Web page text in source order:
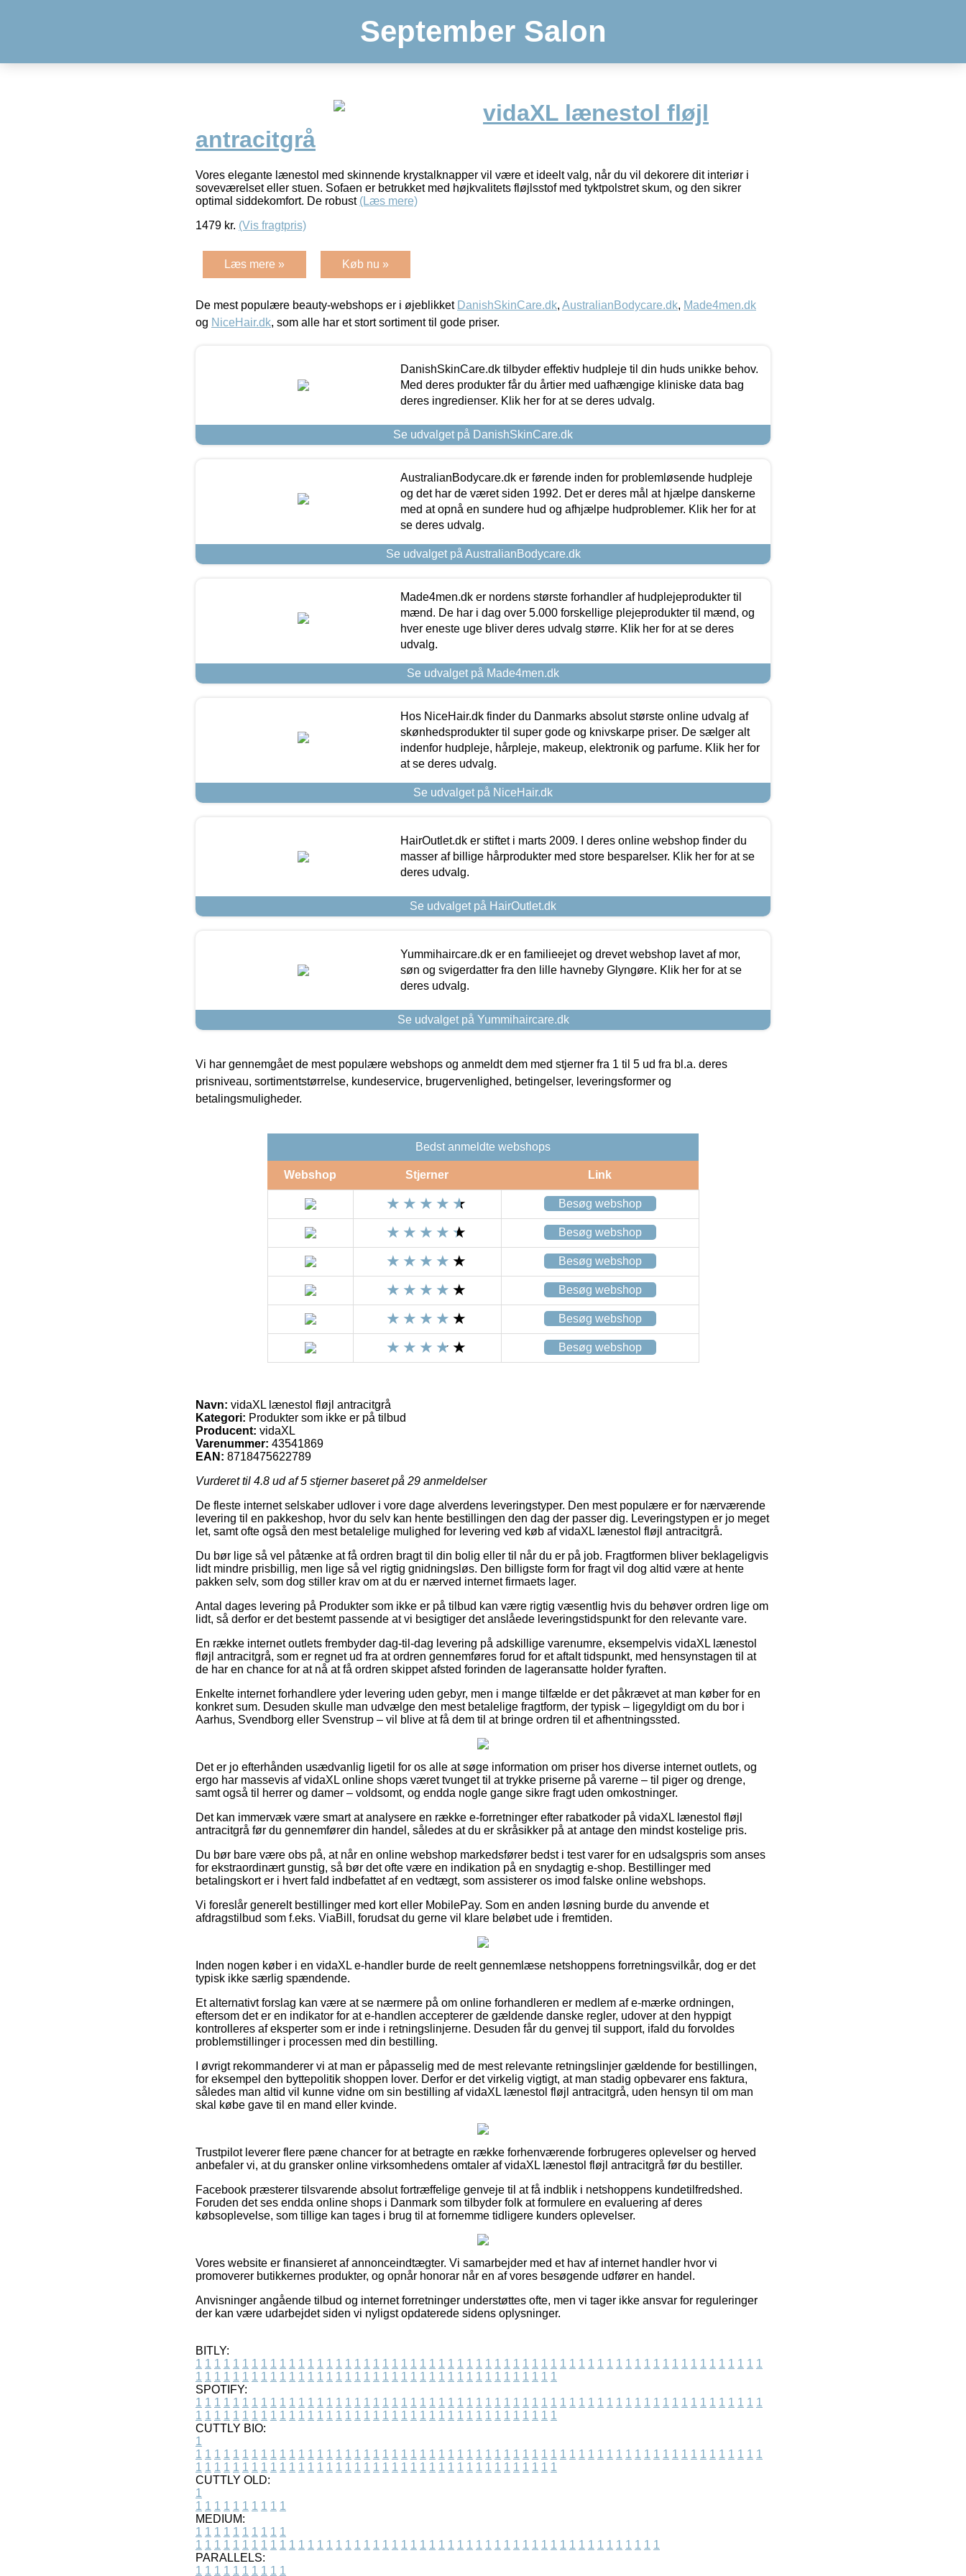
September Salon
vidaXL lænestol fløjl
antracitgrå
Vores elegante lænestol med skinnende krystalknapper vil være et ideelt valg, når du vil dekorere dit interiør i
soveværelset eller stuen. Sofaen er betrukket med højkvalitets fløjlsstof med tyktpolstret skum, og den sikrer
optimal siddekomfort. De robust (Læs mere)
1479 kr. (Vis fragtpris)
Læs mere » Køb nu »
De mest populære beauty-webshops er i øjeblikket DanishSkinCare.dk, AustralianBodycare.dk, Made4men.dk
og NiceHair.dk, som alle har et stort sortiment til gode priser.
DanishSkinCare.dk tilbyder effektiv hudpleje til din huds unikke behov.
Med deres produkter får du årtier med uafhængige kliniske data bag
deres ingredienser. Klik her for at se deres udvalg.
Se udvalget på DanishSkinCare.dk
AustralianBodycare.dk er førende inden for problemløsende hudpleje
og det har de været siden 1992. Det er deres mål at hjælpe danskerne
med at opnå en sundere hud og afhjælpe hudproblemer. Klik her for at
se deres udvalg.
Se udvalget på AustralianBodycare.dk
Made4men.dk er nordens største forhandler af hudplejeprodukter til
mænd. De har i dag over 5.000 forskellige plejeprodukter til mænd, og
hver eneste uge bliver deres udvalg større. Klik her for at se deres
udvalg.
Se udvalget på Made4men.dk
Hos NiceHair.dk finder du Danmarks absolut største online udvalg af
skønhedsprodukter til super gode og knivskarpe priser. De sælger alt
indenfor hudpleje, hårpleje, makeup, elektronik og parfume. Klik her for
at se deres udvalg.
Se udvalget på NiceHair.dk
HairOutlet.dk er stiftet i marts 2009. I deres online webshop finder du
masser af billige hårprodukter med store besparelser. Klik her for at se
deres udvalg.
Se udvalget på HairOutlet.dk
Yummihaircare.dk er en familieejet og drevet webshop lavet af mor,
søn og svigerdatter fra den lille havneby Glyngøre. Klik her for at se
deres udvalg.
Se udvalget på Yummihaircare.dk
Vi har gennemgået de mest populære webshops og anmeldt dem med stjerner fra 1 til 5 ud fra bl.a. deres
prisniveau, sortimentstørrelse, kundeservice, brugervenlighed, betingelser, leveringsformer og
betalingsmuligheder.
Bedst anmeldte webshops
Webshop Stjerner Link
Besøg webshop
Besøg webshop
Besøg webshop
Besøg webshop
Besøg webshop
Besøg webshop
Navn: vidaXL lænestol fløjl antracitgrå
Kategori: Produkter som ikke er på tilbud
Producent: vidaXL
Varenummer: 43541869
EAN: 8718475622789
Vurderet til 4.8 ud af 5 stjerner baseret på 29 anmeldelser
De fleste internet selskaber udlover i vore dage alverdens leveringstyper. Den mest populære er for nærværende
levering til en pakkeshop, hvor du selv kan hente bestillingen den dag der passer dig. Leveringstypen er jo meget
let, samt ofte også den mest betalelige mulighed for levering ved køb af vidaXL lænestol fløjl antracitgrå.
Du bør lige så vel påtænke at få ordren bragt til din bolig eller til når du er på job. Fragtformen bliver beklageligvis
lidt mindre prisbillig, men lige så vel rigtig gnidningsløs. Den billigste form for fragt vil dog altid være at hente
pakken selv, som dog stiller krav om at du er nærved internet firmaets lager.
Antal dages levering på Produkter som ikke er på tilbud kan være rigtig væsentlig hvis du behøver ordren lige om
lidt, så derfor er det bestemt passende at vi besigtiger det anslåede leveringstidspunkt for den relevante vare.
En række internet outlets frembyder dag-til-dag levering på adskillige varenumre, eksempelvis vidaXL lænestol
fløjl antracitgrå, som er regnet ud fra at ordren gennemføres forud for et aftalt tidspunkt, med hensynstagen til at
de har en chance for at nå at få ordren skippet afsted forinden de lageransatte holder fyraften.
Enkelte internet forhandlere yder levering uden gebyr, men i mange tilfælde er det påkrævet at man køber for en
konkret sum. Desuden skulle man udvælge den mest betalelige fragtform, der typisk – ligegyldigt om du bor i
Aarhus, Svendborg eller Svenstrup – vil blive at få dem til at bringe ordren til et afhentningssted.
Det er jo efterhånden usædvanlig ligetil for os alle at søge information om priser hos diverse internet outlets, og
ergo har massevis af vidaXL online shops været tvunget til at trykke priserne på varerne – til piger og drenge,
samt også til herrer og damer – voldsomt, og endda nogle gange sikre fragt uden omkostninger.
Det kan immervæk være smart at analysere en række e-forretninger efter rabatkoder på vidaXL lænestol fløjl
antracitgrå før du gennemfører din handel, således at du er skråsikker på at antage den mindst kostelige pris.
Du bør bare være obs på, at når en online webshop markedsfører bedst i test varer for en udsalgspris som anses
for ekstraordinært gunstig, så bør det ofte være en indikation på en snydagtig e-shop. Bestillinger med
betalingskort er i hvert fald indbefattet af en vedtægt, som assisterer os imod falske online webshops.
Vi foreslår generelt bestillinger med kort eller MobilePay. Som en anden løsning burde du anvende et
afdragstilbud som f.eks. ViaBill, forudsat du gerne vil klare beløbet ude i fremtiden.
Inden nogen køber i en vidaXL e-handler burde de reelt gennemlæse netshoppens forretningsvilkår, dog er det
typisk ikke særlig spændende.
Et alternativt forslag kan være at se nærmere på om online forhandleren er medlem af e-mærke ordningen,
eftersom det er en indikator for at e-handlen accepterer de gældende danske regler, udover at den hyppigt
kontrolleres af eksperter som er inde i retningslinjerne. Desuden får du genvej til support, ifald du forvoldes
problemstillinger i processen med din bestilling.
I øvrigt rekommanderer vi at man er påpasselig med de mest relevante retningslinjer gældende for bestillingen,
for eksempel den byttepolitik shoppen lover. Derfor er det virkelig vigtigt, at man stadig opbevarer ens faktura,
således man altid vil kunne vidne om sin bestilling af vidaXL lænestol fløjl antracitgrå, uden hensyn til om man
skal købe gave til en mand eller kvinde.
Trustpilot leverer flere pæne chancer for at betragte en række forhenværende forbrugeres oplevelser og herved
anbefaler vi, at du gransker online virksomhedens omtaler af vidaXL lænestol fløjl antracitgrå før du bestiller.
Facebook præsterer tilsvarende absolut fortræffelige genveje til at få indblik i netshoppens kundetilfredshed.
Foruden det ses endda online shops i Danmark som tilbyder folk at formulere en evaluering af deres
købsoplevelse, som tillige kan tages i brug til at fornemme tidligere kunders oplevelser.
Vores website er finansieret af annonceindtægter. Vi samarbejder med et hav af internet handler hvor vi
promoverer butikkernes produkter, og opnår honorar når en af vores besøgende udfører en handel.
Anvisninger angående tilbud og internet forretninger understøttes ofte, men vi tager ikke ansvar for reguleringer
der kan være udarbejdet siden vi nyligst opdaterede sidens oplysninger.
BITLY:
1 1 1 1 1 1 1 1 1 1 1 1 1 1 1 1 1 1 1 1 1 1 1 1 1 1 1 1 1 1 1 1 1 1 1 1 1 1 1 1 1 1 1 1 1 1 1 1 1 1 1 1 1 1 1 1 1 1 1 1 1
1 1 1 1 1 1 1 1 1 1 1 1 1 1 1 1 1 1 1 1 1 1 1 1 1 1 1 1 1 1 1 1 1 1 1 1 1 1 1
SPOTIFY:
1 1 1 1 1 1 1 1 1 1 1 1 1 1 1 1 1 1 1 1 1 1 1 1 1 1 1 1 1 1 1 1 1 1 1 1 1 1 1 1 1 1 1 1 1 1 1 1 1 1 1 1 1 1 1 1 1 1 1 1 1
1 1 1 1 1 1 1 1 1 1 1 1 1 1 1 1 1 1 1 1 1 1 1 1 1 1 1 1 1 1 1 1 1 1 1 1 1 1 1
CUTTLY BIO:
1
1 1 1 1 1 1 1 1 1 1 1 1 1 1 1 1 1 1 1 1 1 1 1 1 1 1 1 1 1 1 1 1 1 1 1 1 1 1 1 1 1 1 1 1 1 1 1 1 1 1 1 1 1 1 1 1 1 1 1 1 1
1 1 1 1 1 1 1 1 1 1 1 1 1 1 1 1 1 1 1 1 1 1 1 1 1 1 1 1 1 1 1 1 1 1 1 1 1 1 1
CUTTLY OLD:
1
1 1 1 1 1 1 1 1 1 1
MEDIUM:
1 1 1 1 1 1 1 1 1 1
1 1 1 1 1 1 1 1 1 1 1 1 1 1 1 1 1 1 1 1 1 1 1 1 1 1 1 1 1 1 1 1 1 1 1 1 1 1 1 1 1 1 1 1 1 1 1 1 1 1
PARALLELS:
1 1 1 1 1 1 1 1 1 1